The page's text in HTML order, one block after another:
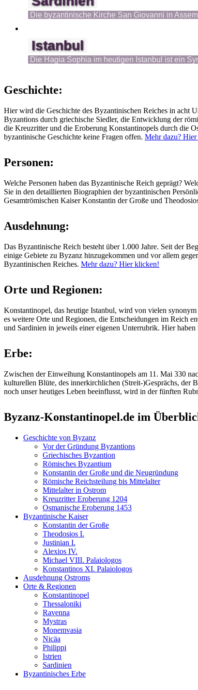
Die byzantinische Kirche San Giovanni in
Istanbul
Die Hagia Sophia im heutigen Istanbul ist ein
Geschichte:
Hier wird die Geschichte des Byzantinischen Reiches in acht
Byzantions durch griechische Siedler, die Entwicklung der
die Kreuzritter und die Eroberung Konstantinopels durch die
byzantinische Geschichte keine Fragen offen. Mehr dazu?
Personen:
Welche Personen haben das Byzantinische Reich geprägt?
Sie in den detaillierten Biographien der byzantinischen
Gesamtrömischen Kaiser Konstantin der Große und
Ausdehnung:
Das Byzantinische Reich besteht über 1.000 Jahre. Seit der
einige Gebiete zu Byzanz hinzugekommen und vor allem
Byzantinischen Reiches. Mehr dazu? Hier klicken!
Orte und Regionen:
Konstantinopel, das heutige Istanbul, wird von vielen
es weitere Orte und Regionen, die Entscheidungen im Reich
und Sardinien in jeweils einer eigenen Unterrubrik. Hier
Erbe:
Zwischen der Einweihung Konstantinopels am 11. Mai 330
kulturellen Blüte, des innerkirchlichen (Streit-)Gesprächs, der
noch unser heutiges Leben beeinflusst, wird in der fünften
Byzanz-Konstantinopel.de im
Geschichte von Byzanz
Vor der Gründung Byzantions
Griechisches Byzantion
Römisches Byzantium
Konstantin der Große und die Neugründung
Römische Reichsteilung bis Mittelalter
Mittelalter in Ostrom
Kreuzritter Eroberung 1204
Osmanische Eroberung 1453
Byzantinische Kaiser
Konstantin der Große
Theodosios I.
Justinian I.
Alexios IV.
Michael VIII. Palaiologos
Konstantinos XI. Palaiologos
Ausdehnung Ostroms
Orte & Regionen
Konstantinopel
Thessaloniki
Ravenna
Mystras
Monemvasia
Nicäa
Philippi
Istrien
Sardinien
Byzantinisches Erbe